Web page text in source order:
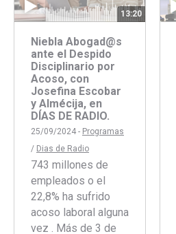
13:20
Niebla Abogad@s
ante el Despido
Disciplinario por
Acoso, con
Josefina Escobar
y Almécija, en
DÍAS DE RADIO.
25/09/2024 - Programas
/ Dias de Radio
743 millones de
empleados o el
22,8% ha sufrido
acoso laboral alguna
vez . Más de 3 de